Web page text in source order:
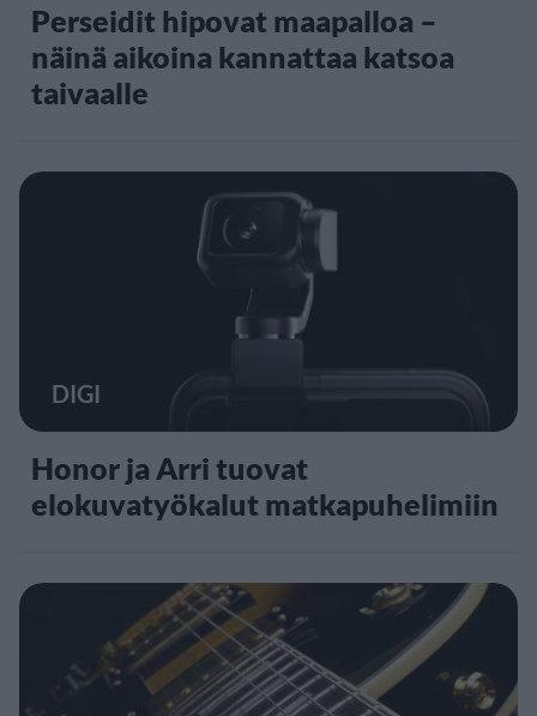
Perseidit hipovat maapalloa –
näinä aikoina kannattaa katsoa
taivaalle
DIGI
Honor ja Arri tuovat
elokuvatyökalut matkapuhelimiin